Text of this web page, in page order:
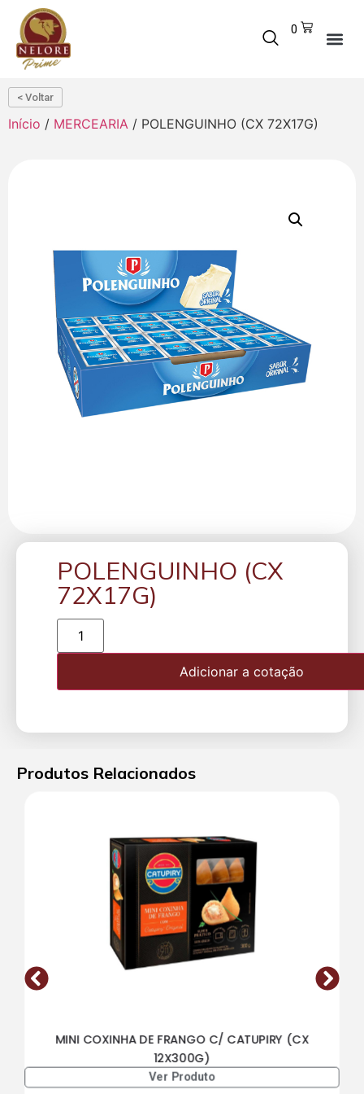
0
< Voltar
Início / MERCEARIA / POLENGUINHO (CX 72X17G)
POLENGUINHO (CX
72X17G)
Adicionar a cotação
Produtos Relacionados
MINI COXINHA DE FRANGO C/ CATUPIRY (CX
12X300G)
Ver Produto